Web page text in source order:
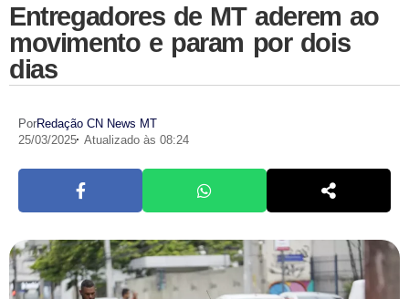
Entregadores de MT aderem ao
movimento e param por dois
dias
PorRedação CN News MT
25/03/2025 Atualizado às 08:24